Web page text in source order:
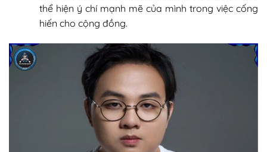
thể hiện ý chí mạnh mẽ của mình trong việc cống
hiến cho cộng đồng.